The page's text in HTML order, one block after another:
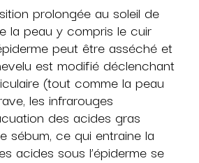
prolongée au soleil de
la peau y compris le cuir
peut être asséché et
est modifié déclenchant
(tout comme la peau
les infrarouges
des acides gras
sébum, ce qui entraine la
acides sous l’épiderme se